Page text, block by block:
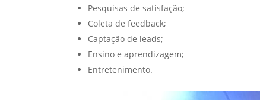
Pesquisas de satisfação;
Coleta de feedback;
Captação de leads;
Ensino e aprendizagem;
Entretenimento.